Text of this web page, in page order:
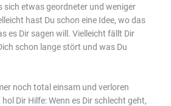
sich etwas geordneter und weniger
hast Du schon eine Idee, wo das
es Dir sagen will. Vielleicht fällt Dir
schon lange stört und was Du
noch total einsam und verloren
Dir Hilfe: Wenn es Dir schlecht geht,